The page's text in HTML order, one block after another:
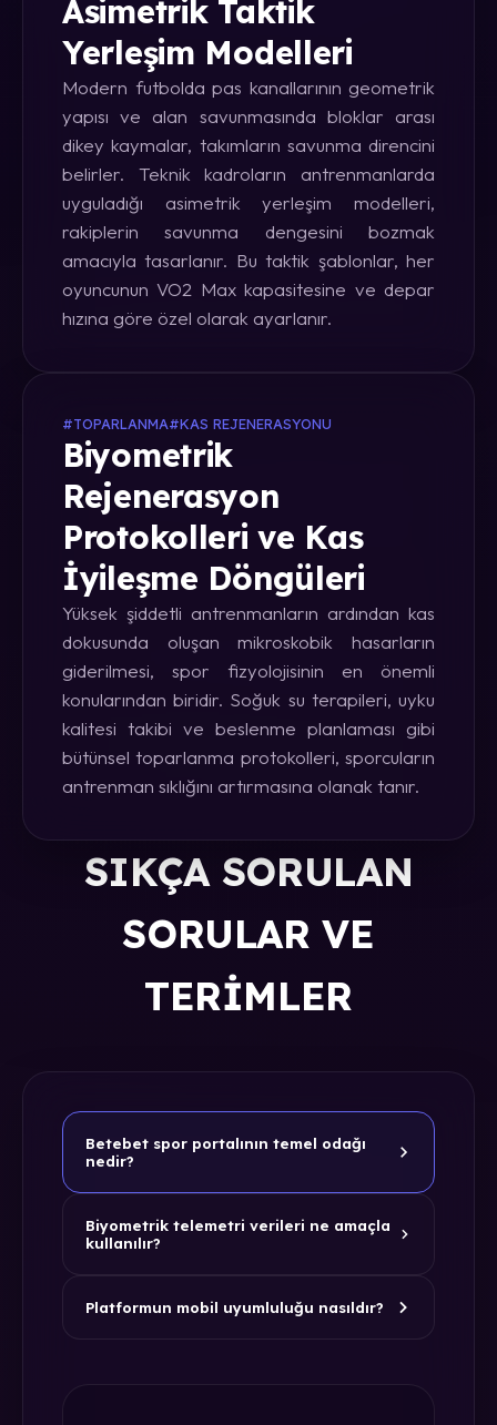
Asimetrik Taktik
Yerleşim Modelleri
Modern futbolda pas kanallarının geometrik
yapısı ve alan savunmasında bloklar arası
dikey kaymalar, takımların savunma direncini
belirler. Teknik kadroların antrenmanlarda
uyguladığı asimetrik yerleşim modelleri,
rakiplerin savunma dengesini bozmak
amacıyla tasarlanır. Bu taktik şablonlar, her
oyuncunun VO2 Max kapasitesine ve depar
hızına göre özel olarak ayarlanır.
#TOPARLANMA#KAS REJENERASYONU
Biyometrik
Rejenerasyon
Protokolleri ve Kas
İyileşme Döngüleri
Yüksek şiddetli antrenmanların ardından kas
dokusunda oluşan mikroskobik hasarların
giderilmesi, spor fizyolojisinin en önemli
konularından biridir. Soğuk su terapileri, uyku
kalitesi takibi ve beslenme planlaması gibi
bütünsel toparlanma protokolleri, sporcuların
antrenman sıklığını artırmasına olanak tanır.
SIKÇA SORULAN
SORULAR VE
TERIMLER
Betebet spor portalının temel odağı
nedir?
Biyometrik telemetri verileri ne amaçla
kullanılır?
Platformun mobil uyumluluğu nasıldır?